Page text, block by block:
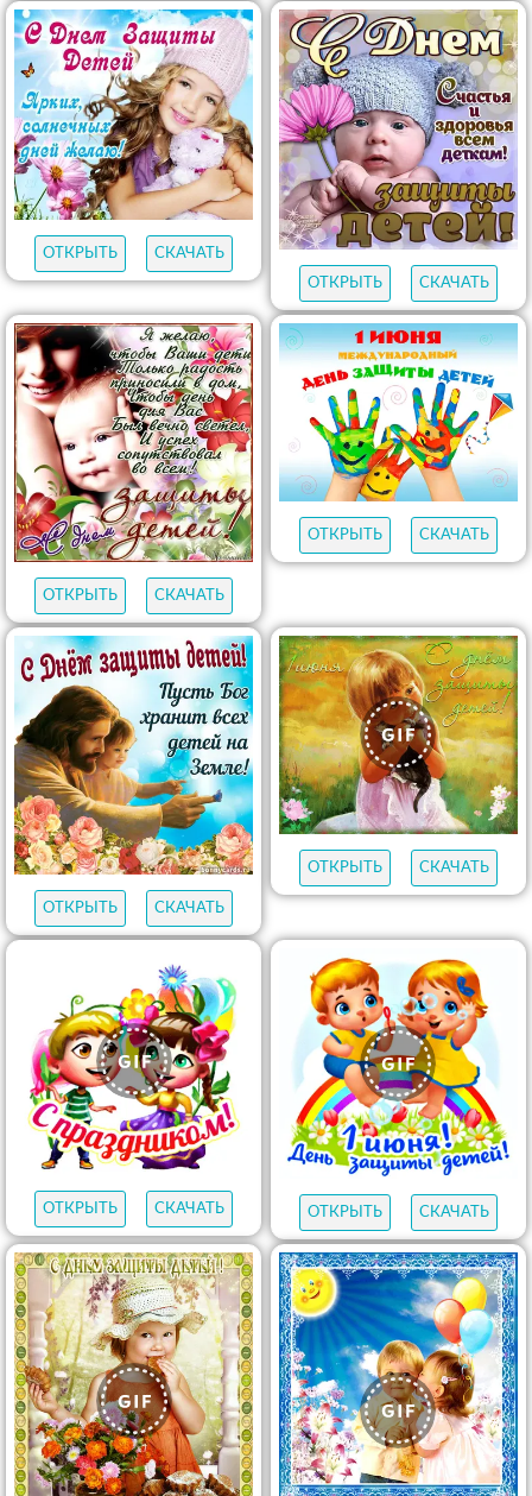
ОТКРЫТЬ
СКАЧАТЬ
ОТКРЫТЬ
СКАЧАТЬ
ОТКРЫТЬ СКАЧАТЬ
ОТКРЫТЬ СКАЧАТЬ
ОТКРЫТЬ СКАЧАТЬ
ОТКРЫТЬ СКАЧАТЬ
ОТКРЫТЬ СКАЧАТЬ ОТКРЫТЬ СКАЧАТЬ